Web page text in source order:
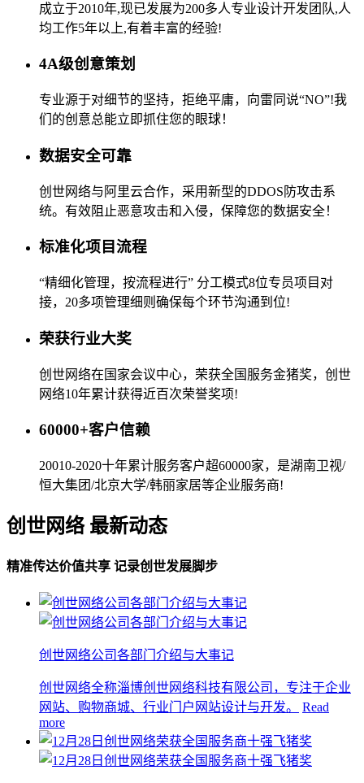
成立于2010年,现已发展为200多人专业设计开发团队,人
均工作5年以上,有着丰富的经验!
4A级创意策划
专业源于对细节的坚持，拒绝平庸，向雷同说“NO”!我
们的创意总能立即抓住您的眼球！
数据安全可靠
创世网络与阿里云合作，采用新型的DDOS防攻击系
统。有效阻止恶意攻击和入侵，保障您的数据安全！
标准化项目流程
“精细化管理，按流程进行” 分工模式8位专员项目对
接，20多项管理细则确保每个环节沟通到位!
荣获行业大奖
创世网络在国家会议中心，荣获全国服务金猪奖，创世
网络10年累计获得近百次荣誉奖项!
60000+客户信赖
20010-2020十年累计服务客户超60000家，是湖南卫视/
恒大集团/北京大学/韩丽家居等企业服务商!
创世网络 最新动态
精准传达价值共享 记录创世发展脚步
创世网络公司各部门介绍与大事记
创世网络全称淄博创世网络科技有限公司，专注于企业
网站、购物商城、行业门户网站设计与开发。
Read
more